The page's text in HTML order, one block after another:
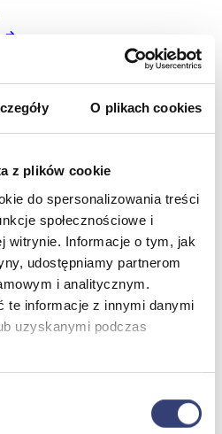
O plikach cookies
z plików cookie
do spersonalizowania treści
społecznościowe i
witrynie. Informacje o tym, jak
udostępniamy partnerom
i analitycznym.
te informacje z innymi danymi
uzyskanymi podczas